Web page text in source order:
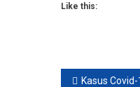
Like this:
Post
Kasus Covid-19 Menurun, WHO